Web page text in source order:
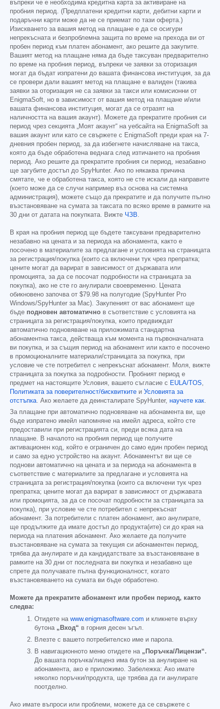
въпреки че е необходима кредитна карта за активиране на
пробния период. (Предплатени кредитни карти, дебитни карти и
подаръчни карти може да не се приемат по тази оферта.)
Изискването за вашия метод на плащане е да се осигури
непрекъсната и безпроблемна защита по време на прехода ви от
пробен период към платен абонамент, ако решите да закупите.
Вашият метод на плащане няма да бъде таксуван предварително
по време на пробния период, въпреки че заявки за оторизация
могат да бъдат изпратени до вашата финансова институция, за да
се провери дали вашият метод на плащане е валиден (такива
заявки за оторизация не са заявки за такси или комисионни от
EnigmaSoft, но в зависимост от вашия метод на плащане и/или
вашата финансова институция, могат да се отразят на
наличността на вашия акаунт). Можете да прекратите пробния си
период чрез секцията „Моят акаунт“ на уебсайта на EnigmaSoft за
вашия акаунт или като се свържете с EnigmaSoft преди края на 7-
дневния пробен период, за да избегнете начисляване на такса,
която да бъде обработена веднага след изтичането на пробния
период. Ако решите да прекратите пробния си период, незабавно
ще загубите достъп до SpyHunter. Ако по някаква причина
смятате, че е обработена такса, която не сте искали да направите
(което може да се случи например въз основа на системна
администрация), можете също да прекратите и да получите пълно
възстановяване на сумата за таксата по всяко време в рамките на
30 дни от датата на покупката. Вижте ЧЗВ.
В края на пробния период ще бъдете таксувани предварително
незабавно на цената и за периода на абонамента, както е
посочено в материалите за предлагане и условията на страницата
за регистрация/покупка (които са включени тук чрез препратка;
цените могат да варират в зависимост от държавата или
промоцията, за да се посочат подробности на страницата за
покупка), ако не сте го анулирали своевременно. Цената
обикновено започва от $79.98 на полугодие (SpyHunter Pro
Windows/SpyHunter за Mac). Закупеният от вас абонамент ще
бъде подновен автоматично в съответствие с условията на
страницата за регистрация/покупка, които предвиждат
автоматично подновяване на приложимата стандартна
абонаментна такса, действаща към момента на първоначалната
ви покупка, и за същия период на абонамент или както е посочено
в промоционалните материали/страницата за покупка, при
условие че сте потребител с непрекъснат абонамент. Моля, вижте
страницата за покупка за подробности. Пробният период е
предмет на настоящите Условия, вашето съгласие с EULA/TOS,
Политиката за поверителност/бисквитките и Условията за
отстъпка. Ако желаете да деинсталирате SpyHunter, научете как.
За плащане при автоматично подновяване на абонамента ви, ще
бъде изпратено имейл напомняне на имейл адреса, който сте
предоставили при регистрацията си, преди всяка дата на
плащане. В началото на пробния период ще получите
активационен код, който е ограничен до само един пробен период
и само за едно устройство на акаунт. Абонаментът ви ще се
поднови автоматично на цената и за периода на абонамента в
съответствие с материалите за предлагане и условията на
страницата за регистрация/покупка (които са включени тук чрез
препратка; цените могат да варират в зависимост от държавата
или промоцията, за да се посочат подробности за страницата за
покупка), при условие че сте потребител с непрекъснат
абонамент. За потребители с платен абонамент, ако анулирате,
ще продължите да имате достъп до продукта(ите) си до края на
периода на платения абонамент. Ако желаете да получите
възстановяване на сумата за текущия си абонаментен период,
трябва да анулирате и да кандидатствате за възстановяване в
рамките на 30 дни от последната ви покупка и незабавно ще
спрете да получавате пълна функционалност, когато
възстановяването на сумата ви бъде обработено.
Можете да прекратите абонамент или пробен период, както
следва:
Отидете на www.enigmasoftware.com и кликнете върху
бутона „Вход“ в горния десен ъгъл.
Влезте с вашето потребителско име и парола.
В навигационното меню отидете на „Поръчка/Лицензи“.
До вашата поръчка/лиценз има бутон за анулиране на
абонамента, ако е приложимо. Забележка: Ако имате
няколко поръчки/продукта, ще трябва да ги анулирате
поотделно.
Ако имате въпроси или проблеми, можете да се свържете с